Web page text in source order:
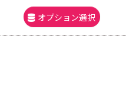
オプション選択